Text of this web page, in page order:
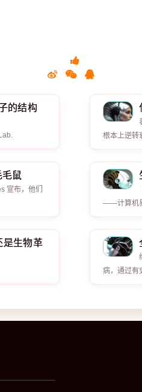
的结构
根本上逆转
鼠
宣布，他们
——计算机
是生物革
病，通过有